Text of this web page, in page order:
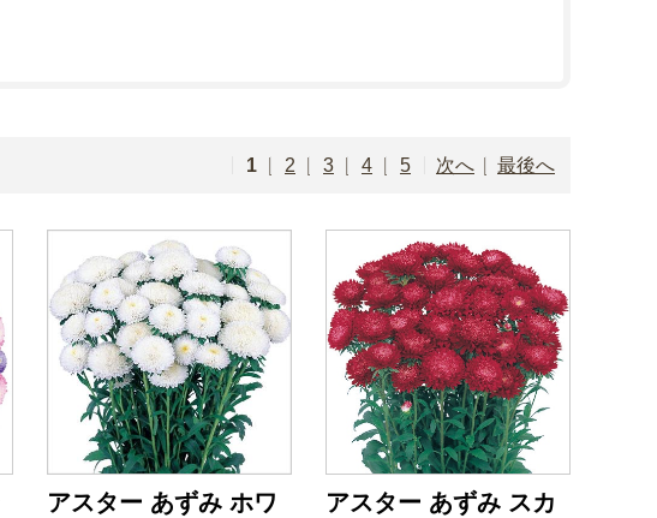
1 2 3 4 5 次へ 最後へ
アスター あずみ ホワ
アスター あずみ スカ